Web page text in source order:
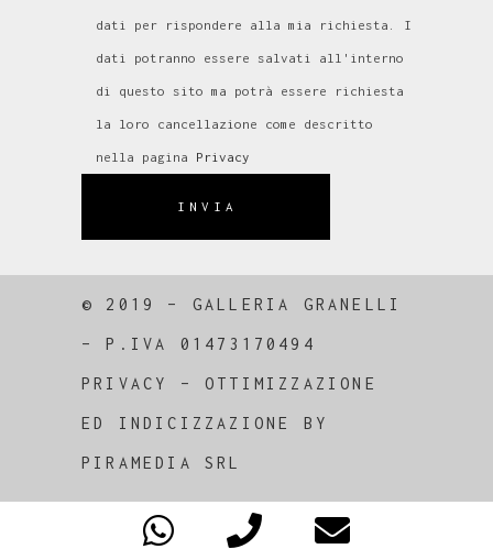
dati per rispondere alla mia richiesta. I
dati potranno essere salvati all'interno
di questo sito ma potrà essere richiesta
la loro cancellazione come descritto
nella pagina Privacy
INVIA
© 2019 – GALLERIA GRANELLI
–P.IVA 01473170494
PRIVACY –OTTIMIZZAZIONE
ED INDICIZZAZIONE BY
PIRAMEDIA SRL